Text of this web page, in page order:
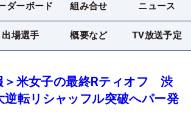
ダーボード 組み合せ ニュース
出場選手 概要など TV放送予定
＞米女子の最終Rティオフ 渋
逆転リシャッフル突破へパー発